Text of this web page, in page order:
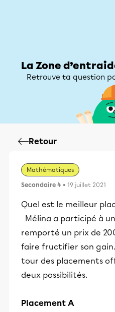
La Zone
Retrouve ta question
Retour
Mathématiques
Secondaire 4 • 19 juillet 2021
Quel est le meilleur
Mélina a participé à
remporté un prix de
faire fructifier son
tour des placements
deux possibilités.
Placement A